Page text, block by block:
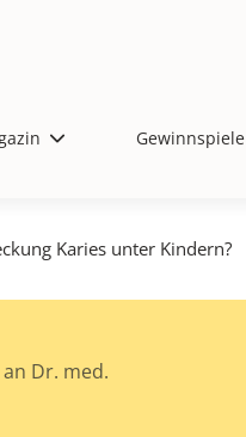
Gewinnspiele
Karies unter Kindern?
Dr. med.